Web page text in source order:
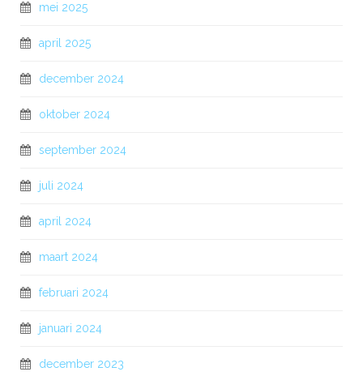
mei 2025
april 2025
december 2024
oktober 2024
september 2024
juli 2024
april 2024
maart 2024
februari 2024
januari 2024
december 2023